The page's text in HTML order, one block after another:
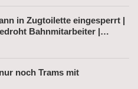
in Zugtoilette eingesperrt |
Bahnmitarbeiter |
noch Trams mit